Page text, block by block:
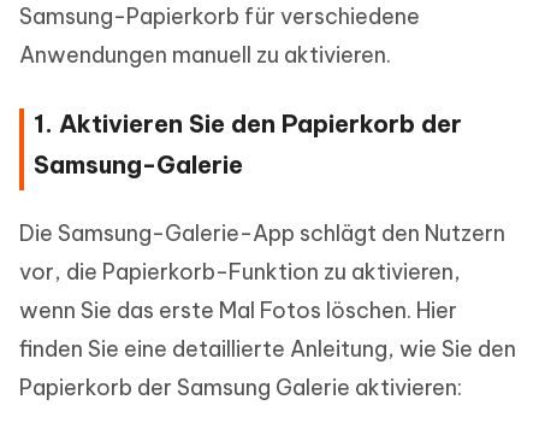
Samsung-Papierkorb für verschiedene
Anwendungen manuell zu aktivieren.
1. Aktivieren Sie den Papierkorb der
Samsung-Galerie
Die Samsung-Galerie-App schlägt den Nutzern
vor, die Papierkorb-Funktion zu aktivieren,
wenn Sie das erste Mal Fotos löschen. Hier
finden Sie eine detaillierte Anleitung, wie Sie den
Papierkorb der Samsung Galerie aktivieren: